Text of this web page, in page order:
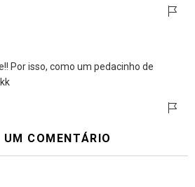
Por isso, como um pedacinho de
UM COMENTÁRIO